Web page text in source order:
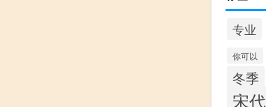
专业
你可以
冬季
宋代